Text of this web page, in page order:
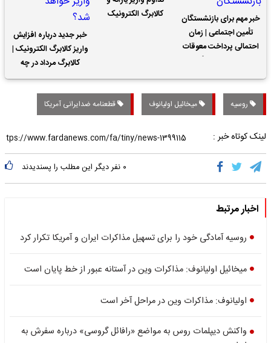
خبر مهم برای بازنشستگان
تأمین اجتماعی | زمان
احتمالی پرداخت معوقات
کالابرگ الکترونیک
خبر جدید درباره افزایش
واریز کالابرگ الکترونیک |
کالابرگ مرداد در چه
تاریخی واریز خواهد شد؟
روسیه میخائیل اولیانوف قطعنامه ضدایرانی آمریکا
لینک کوتاه خبر :
۰ نفر دیگر این مطلب را پسندیدند
اخبار مرتبط
روسیه آمادگی خود را برای تسهیل مذاکرات ایران و آمریکا تکرار کرد
میخائیل اولیانوف: مذاکرات وین در آستانه عبور از خط پایان است
اولیانوف: مذاکرات وین در مراحل آخر است
واکنش دیپلمات روس به مواضع «رافائل گروسی» درباره سفرش به